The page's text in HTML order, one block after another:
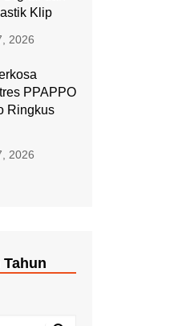
Klip
2026
PPAPPO
Ringkus
2026